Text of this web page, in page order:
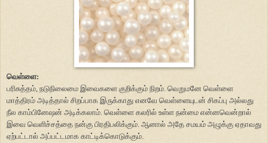
வெள்ளை:
பரிசுத்தம், நடுநிலைமை இவைகளை குறிக்கும் நிறம். வெறுமனே வெள்ளை
மாத்திரம் அடித்தால் சிறப்பாக இருக்காது எனவே வெள்ளையுடன் சிகப்பு அல்லது
நீல காம்பினேஷன் அடிக்கலாம். வெள்ளை கலரில் உள்ள நன்மை என்னவென்றால்
இவை வெளிச்சத்தை நன்கு பிரதிபலிக்கும். ஆனால் அதே சமயம் அழுக்கு ஏதாவது
ஏற்பட்டால் அப்பட்டமாக காட்டிக்கொடுக்கும்.